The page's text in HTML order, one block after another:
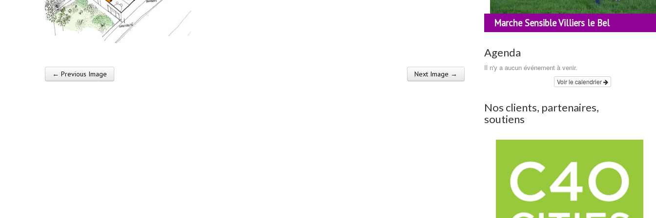
Post navigation
← Previous Image Next Image →
Marche Sensible Villiers le Bel
Agenda
Il n'y a aucun événement à venir.
Voir le calendrier
Nos clients, partenaires,
soutiens